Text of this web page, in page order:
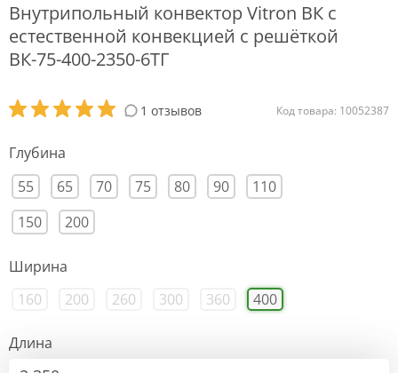
Внутрипольный конвектор Vitron ВК с
естественной конвекцией с решёткой
ВК-75-400-2350-6ТГ
1 отзывов Код товара: 10052387
Глубина
55
65 70 75 80 90
110
150
200
Ширина
160
200 260 300 360 400
Длина